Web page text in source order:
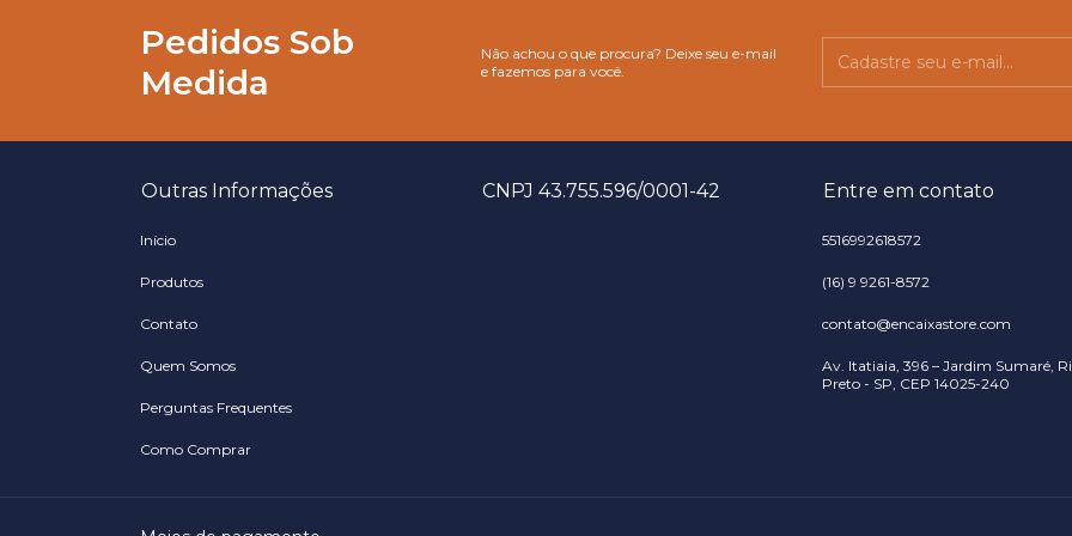
Pedidos Sob
Medida
Não achou o que procura? Deixe seu e-mail
e fazemos para você.
Outras Informações
Início
Produtos
Contato
Quem Somos
Perguntas Frequentes
Como Comprar
CNPJ 43.755.596/0001-42 Entre em contato
5516992618572
(16) 9 9261-8572
contato@encaixastore.com
Av. Itatiaia, 396 – Jardim Sumaré,
Preto - SP, CEP 14025-240